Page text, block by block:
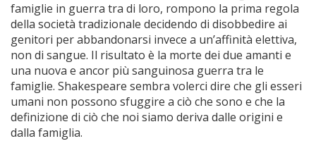
famiglie in guerra tra di loro, rompono la prima regola
della società tradizionale decidendo di disobbedire ai
genitori per abbandonarsi invece a un’affinità elettiva,
non di sangue. Il risultato è la morte dei due amanti e
una nuova e ancor più sanguinosa guerra tra le
famiglie. Shakespeare sembra volerci dire che gli esseri
umani non possono sfuggire a ciò che sono e che la
definizione di ciò che noi siamo deriva dalle origini e
dalla famiglia.